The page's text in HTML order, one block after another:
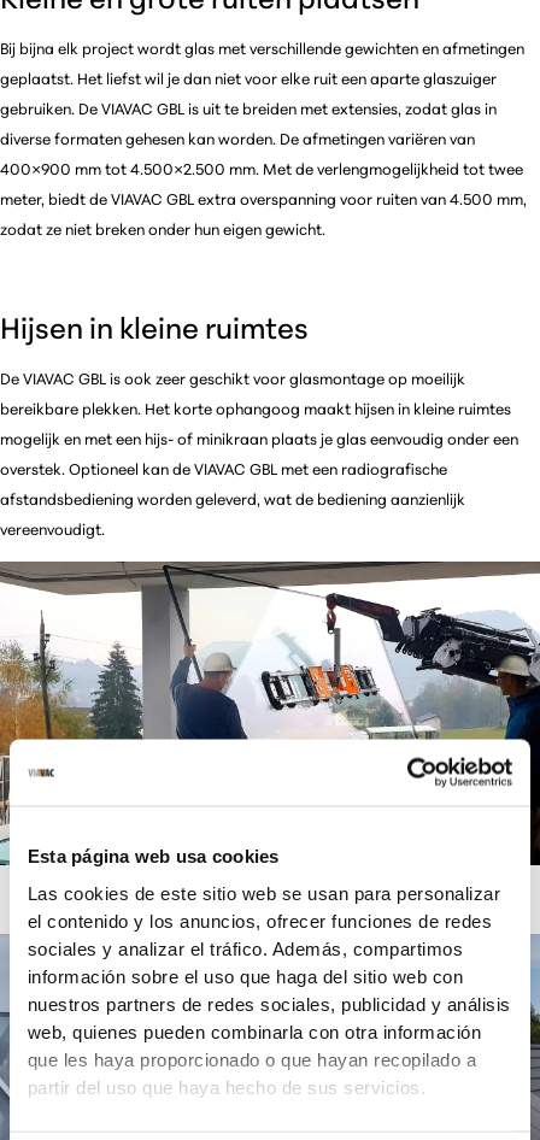
Esta página web usa cookies
Las cookies de este sitio web se usan para personalizar
el contenido y los anuncios, ofrecer funciones de redes
sociales y analizar el tráfico. Además, compartimos
información sobre el uso que haga del sitio web con
nuestros partners de redes sociales, publicidad y análisis
web, quienes pueden combinarla con otra información
que les haya proporcionado o que hayan recopilado a
partir del uso que haya hecho de sus servicios.
Bij bijna elk project wordt glas met verschillende gewichten en afmetingen
geplaatst. Het liefst wil je dan niet voor elke ruit een aparte glaszuiger
gebruiken. De VIAVAC GBL is uit te breiden met extensies, zodat glas in
diverse formaten gehesen kan worden. De afmetingen variëren van
400×900 mm tot 4.500×2.500 mm. Met de verlengmogelijkheid tot twee
meter, biedt de VIAVAC GBL extra overspanning voor ruiten van 4.500 mm,
zodat ze niet breken onder hun eigen gewicht.
Hijsen in kleine ruimtes
De VIAVAC GBL is ook zeer geschikt voor glasmontage op moeilijk
bereikbare plekken. Het korte ophangoog maakt hijsen in kleine ruimtes
mogelijk en met een hijs- of minikraan plaats je glas eenvoudig onder een
overstek. Optioneel kan de VIAVAC GBL met een radiografische
afstandsbediening worden geleverd, wat de bediening aanzienlijk
vereenvoudigt.